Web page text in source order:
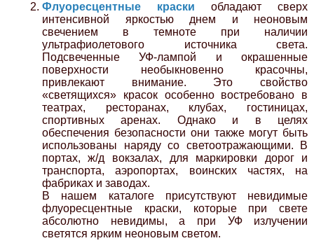
Флуоресцентные краски обладают сверх
интенсивной яркостью днем и неоновым
свечением в темноте при наличии
ультрафиолетового источника света.
Подсвеченные УФ-лампой и окрашенные
поверхности необыкновенно красочны,
привлекают внимание. Это свойство
«светящихся» красок особенно востребовано в
театрах, ресторанах, клубах, гостиницах,
спортивных аренах. Однако и в целях
обеспечения безопасности они также могут быть
использованы наряду со светоотражающими. В
портах, ж/д вокзалах, для маркировки дорог и
транспорта, аэропортах, воинских частях, на
фабриках и заводах.
В нашем каталоге присутствуют невидимые
флуоресцентные краски, которые при свете
абсолютно невидимы, а при УФ излучении
светятся ярким неоновым светом.